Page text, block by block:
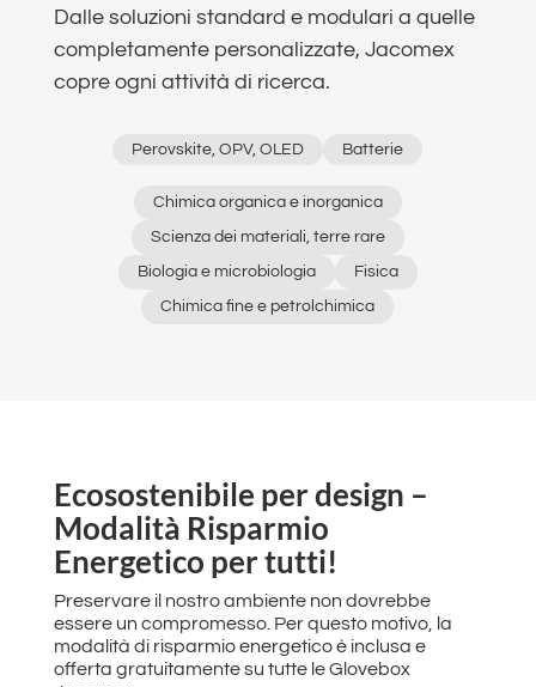
Dalle soluzioni standard e modulari a quelle
completamente personalizzate, Jacomex
copre ogni attività di ricerca.
Perovskite, OPV, OLED Batterie
Chimica organica e inorganica
Scienza dei materiali, terre rare
Biologia e microbiologia Fisica
Chimica fine e petrolchimica
Ecosostenibile per design –
Modalità Risparmio
Energetico per tutti!
Preservare il nostro ambiente non dovrebbe
essere un compromesso. Per questo motivo, la
modalità di risparmio energetico è inclusa e
offerta gratuitamente su tutte le Glovebox